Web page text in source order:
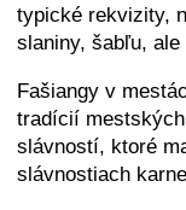
typické rekvizity,
slaniny, šabľu,
Fašiangy v
tradícií
slávností, ktoré
slávnostiach